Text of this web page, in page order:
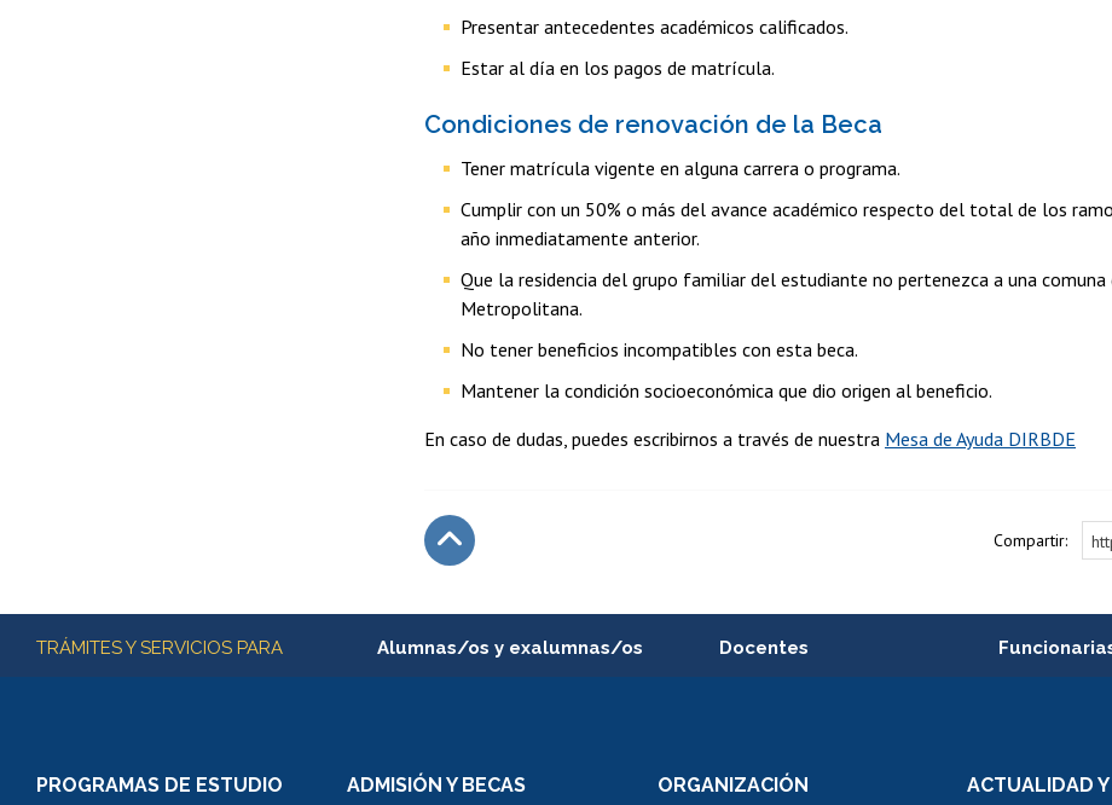
Presentar antecedentes académicos calificados.
Estar al día en los pagos de matrícula.
Condiciones de renovación de la Beca
Tener matrícula vigente en alguna carrera o programa.
Cumplir con un 50% o más del avance académico respecto del total de los
año inmediatamente anterior.
Que la residencia del grupo familiar del estudiante no pertenezca a una comuna
Metropolitana.
No tener beneficios incompatibles con esta beca.
Mantener la condición socioeconómica que dio origen al beneficio.
En caso de dudas, puedes escribirnos a través de nuestra Mesa de Ayuda DIRBDE
Compartir:
Más información
TRÁMITES Y SERVICIOS PARA Alumnas/os y exalumnas/os
Consulta y certificado de notas
Docentes
Perfeccionamiento
Portal de
PROGRAMAS DE ESTUDIO ADMISIÓN Y BECAS ORGANIZACIÓN ACTUALIDAD